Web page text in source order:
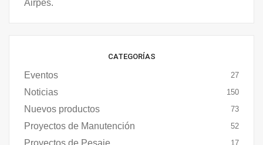
CATEGORÍAS
Eventos 27
Noticias 150
Nuevos productos 73
Proyectos de Manutención 52
17